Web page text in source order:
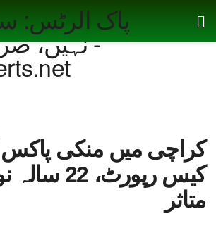
کراچی میں منکی پاکس
کیس رپورٹ،
متاثر